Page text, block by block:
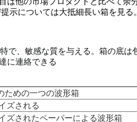
示については大抵細長い箱を見る。
で、敏感な質を与える。箱の底
に連絡できる
ための一つの波形箱
ズされる
ズされたペーパーによる波形箱